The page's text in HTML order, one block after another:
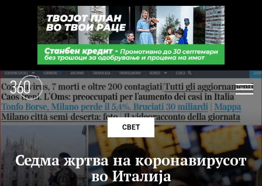
СВЕТ
Седма жртва на коронавирусот
во Италија